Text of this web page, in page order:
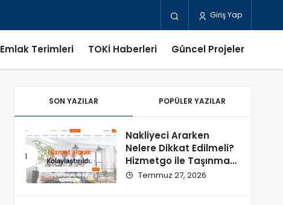
Giriş Yap
Emlak Terimleri TOKİ Haberleri Güncel Projeler
SON YAZILAR POPÜLER YAZILAR
Nakliyeci Ararken
Nelere Dikkat Edilmeli?
Hizmetgo ile Taşınma
Sürecini Kolaylaştırın
Temmuz 27, 2026